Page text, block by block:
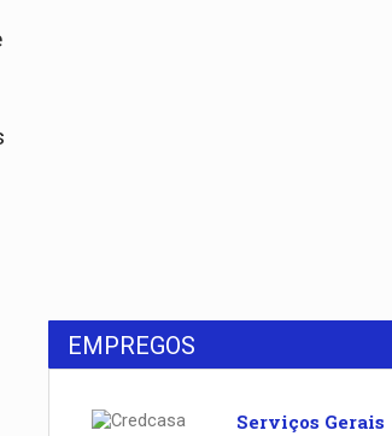
EMPREGOS
Serviços Gerais